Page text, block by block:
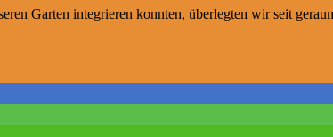
Garten integrieren konnten, überlegten wir seit